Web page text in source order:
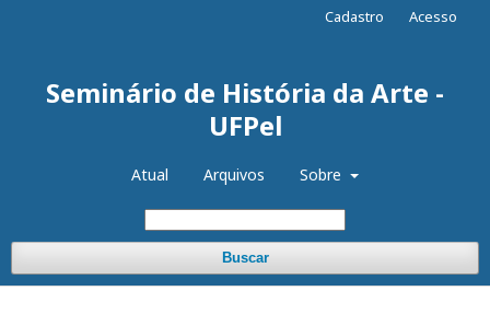
Seminário de História da Arte -
UFPel
Atual Arquivos Sobre
Buscar
Cadastro Acesso